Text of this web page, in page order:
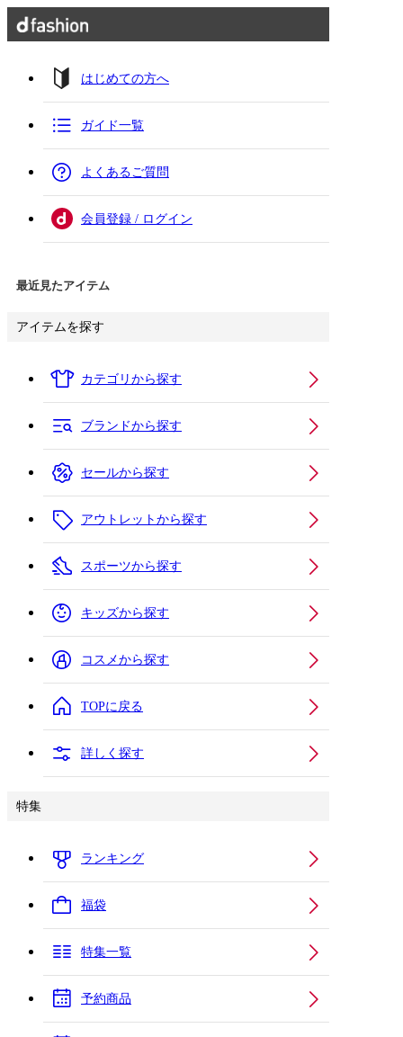
はじめての方へ
ガイド一覧
よくあるご質問
会員登録 / ログイン
最近見たアイテム
アイテムを探す
カテゴリから探す
ブランドから探す
セールから探す
アウトレットから探す
スポーツから探す
キッズから探す
コスメから探す
TOPに戻る
詳しく探す
特集
ランキング
福袋
特集一覧
予約商品